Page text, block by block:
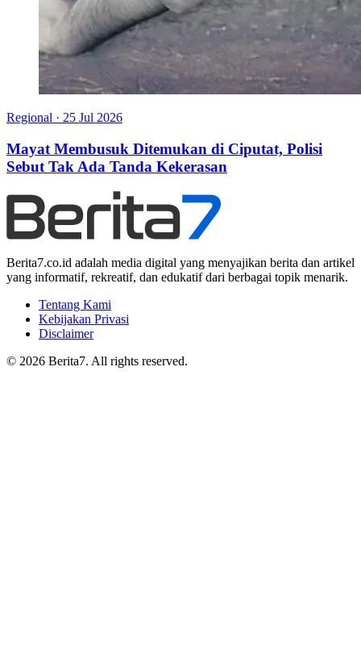
Regional · 25 Jul 2026
Mayat Membusuk Ditemukan di Ciputat, Polisi
Sebut Tak Ada Tanda Kekerasan
Berita7.co.id adalah media digital yang menyajikan berita dan artikel
yang informatif, rekreatif, dan edukatif dari berbagai topik menarik.
Tentang Kami
Kebijakan Privasi
Disclaimer
© 2026 Berita7. All rights reserved.